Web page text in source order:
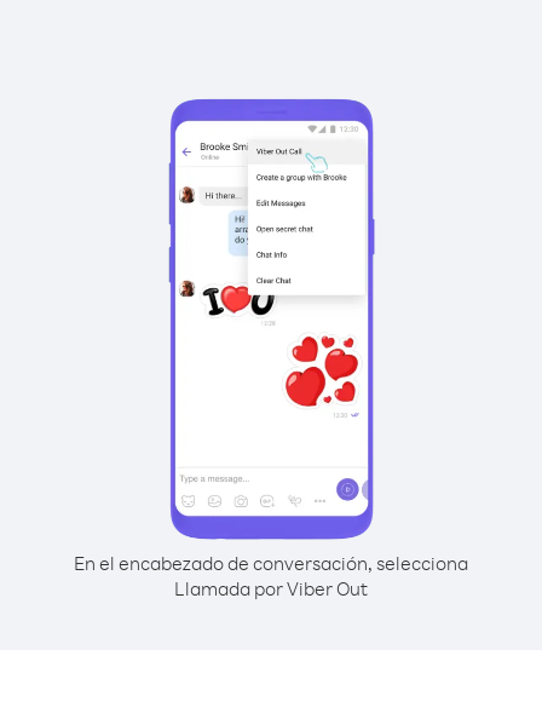
En el encabezado de conversación, selecciona
Llamada por Viber Out